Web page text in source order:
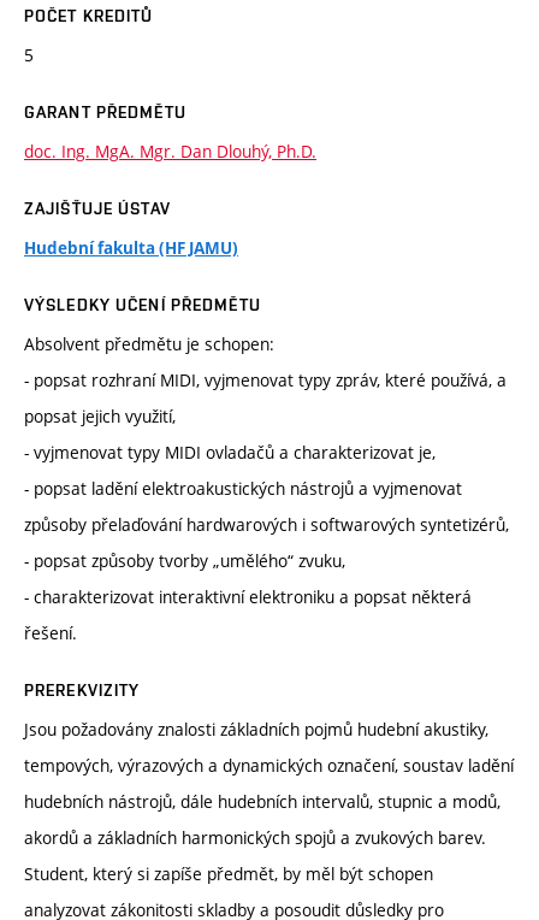
POČET KREDITŮ
5
GARANT PŘEDMĚTU
doc. Ing. MgA. Mgr. Dan Dlouhý, Ph.D.
ZAJIŠŤUJE ÚSTAV
Hudební fakulta (HF JAMU)
VÝSLEDKY UČENÍ PŘEDMĚTU
Absolvent předmětu je schopen:
- popsat rozhraní MIDI, vyjmenovat typy zpráv, které používá, a
popsat jejich využití,
- vyjmenovat typy MIDI ovladačů a charakterizovat je,
- popsat ladění elektroakustických nástrojů a vyjmenovat
způsoby přelaďování hardwarových i softwarových syntetizérů,
- popsat způsoby tvorby „umělého“ zvuku,
- charakterizovat interaktivní elektroniku a popsat některá
řešení.
PREREKVIZITY
Jsou požadovány znalosti základních pojmů hudební akustiky,
tempových, výrazových a dynamických označení, soustav ladění
hudebních nástrojů, dále hudebních intervalů, stupnic a modů,
akordů a základních harmonických spojů a zvukových barev.
Student, který si zapíše předmět, by měl být schopen
analyzovat zákonitosti skladby a posoudit důsledky pro